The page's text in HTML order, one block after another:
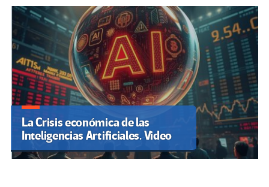
La Crisis económica de las
Inteligencias Artificiales. Video